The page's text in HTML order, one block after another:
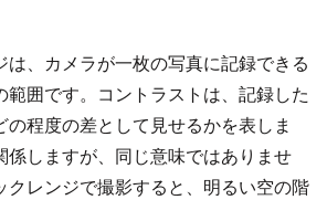
は、カメラが一枚の写真に記録できる
範囲です。コントラストは、記録した
の程度の差として見せるかを表しま
係しますが、同じ意味ではありませ
クレンジで撮影すると、明るい空の階